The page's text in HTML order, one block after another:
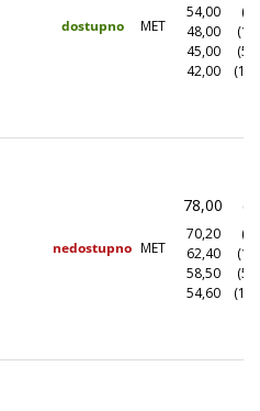
dostupno MET
54,00
48,00
45,00
42,00
nedostupno MET
78,00
70,20
62,40
58,50
54,60